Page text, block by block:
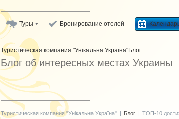
Туры Бронирование отелей
Туристическая компания "Унікальна Україна"Блог
Блог об интересных местах Украины
Туристическая компания "Унікальна Україна" | Блог | ТОП-10